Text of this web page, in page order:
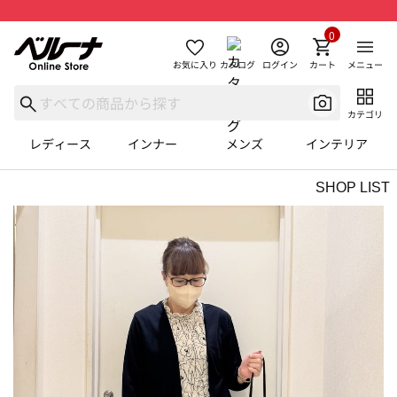
お気に入り カタログ ログイン カート
0
メニュー
カテゴリ
レディース インナー メンズ インテリア
SHOP LIST